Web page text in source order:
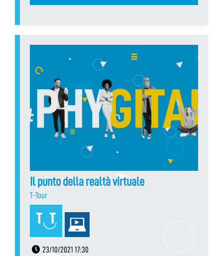
Il punto della realtà virtuale
T-Tour
23/10/2021 17:30